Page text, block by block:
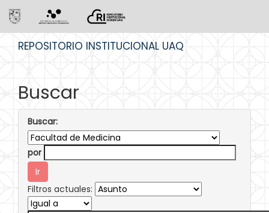
REPOSITORIO INSTITUCIONAL UAQ
Buscar
Buscar:
por
Filtros actuales: